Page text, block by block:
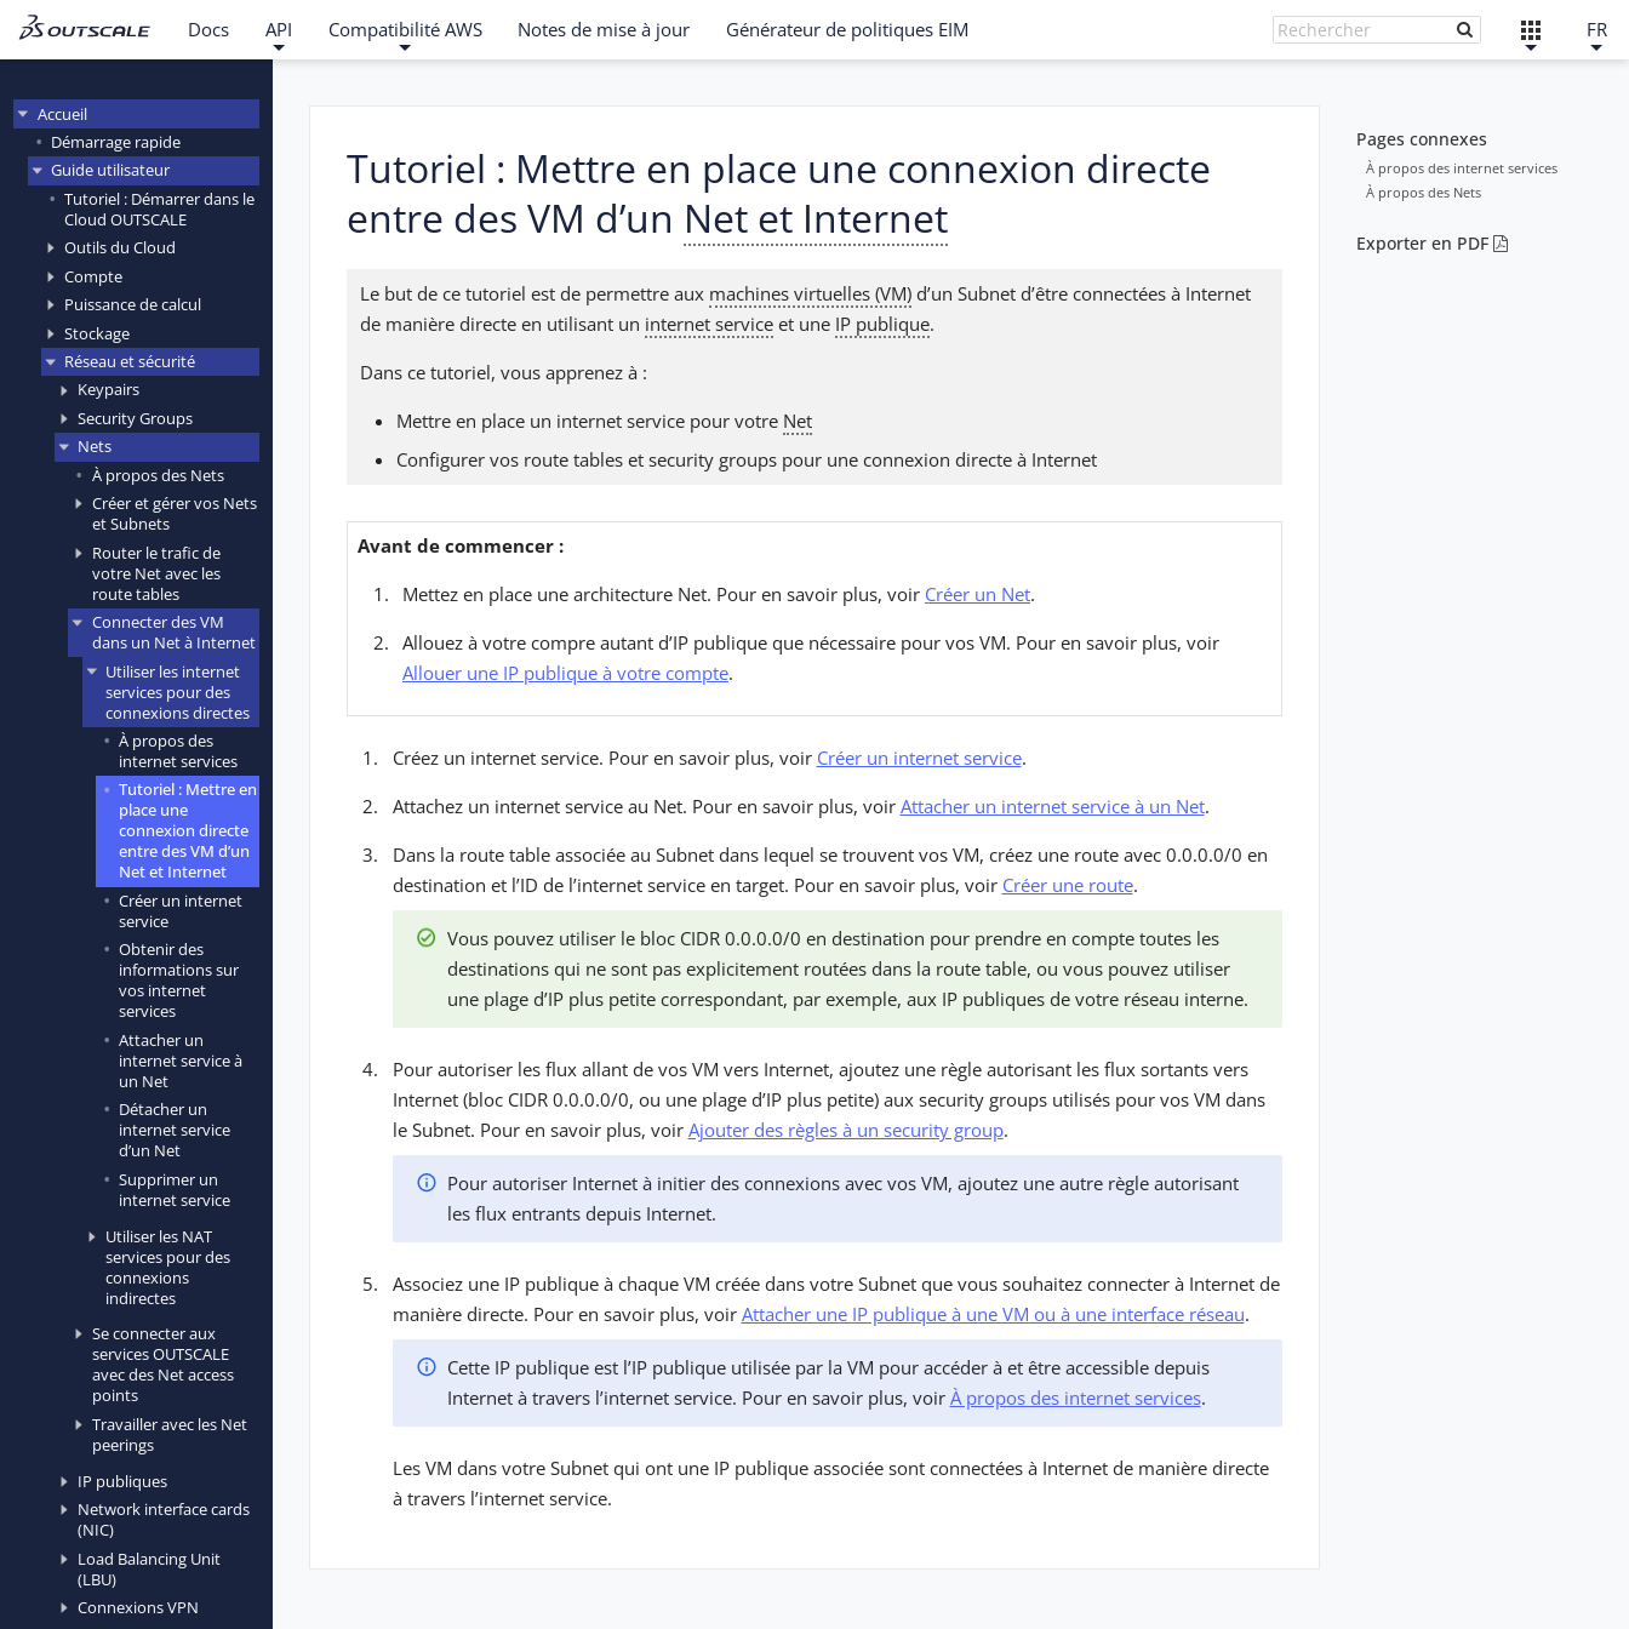
Docs API Compatibilité AWS Notes de mise à jour Générateur de politiques EIM FR
Accueil
Démarrage rapide
Guide utilisateur
Tutoriel : Démarrer dans le
Cloud OUTSCALE
Outils du Cloud
Compte
Puissance de calcul
Stockage
Réseau et sécurité
Keypairs
Security Groups
Nets
À propos des Nets
Créer et gérer vos Nets
et Subnets
Router le trafic de
votre Net avec les
route tables
Connecter des VM
dans un Net à Internet
Utiliser les internet
services pour des
connexions directes
À propos des
internet services
Tutoriel : Mettre en
place une
connexion directe
entre des VM d’un
Net et Internet
Créer un internet
service
Obtenir des
informations sur
vos internet
services
Attacher un
internet service à
un Net
Détacher un
internet service
d’un Net
Supprimer un
internet service
Utiliser les NAT
services pour des
connexions
indirectes
Se connecter aux
services OUTSCALE
avec des Net access
points
Travailler avec les Net
peerings
IP publiques
Network interface cards
(NIC)
Load Balancing Unit
(LBU)
Connexions VPN
Pages connexes
À propos des internet services
À propos des Nets
Exporter en PDF
Tutoriel : Mettre en place une connexion directe
entre des VM d’un Net et Internet
Le but de ce tutoriel est de permettre aux machines virtuelles (VM) d’un Subnet d’être connectées à Internet
de manière directe en utilisant un internet service et une IP publique.
Dans ce tutoriel, vous apprenez à :
Mettre en place un internet service pour votre Net
Configurer vos route tables et security groups pour une connexion directe à Internet
Avant de commencer :
Mettez en place une architecture Net. Pour en savoir plus, voir Créer un Net.
Allouez à votre compre autant d’IP publique que nécessaire pour vos VM. Pour en savoir plus, voir
Allouer une IP publique à votre compte.
Créez un internet service. Pour en savoir plus, voir Créer un internet service.
Attachez un internet service au Net. Pour en savoir plus, voir Attacher un internet service à un Net.
Dans la route table associée au Subnet dans lequel se trouvent vos VM, créez une route avec 0.0.0.0/0 en
destination et l’ID de l’internet service en target. Pour en savoir plus, voir Créer une route.
Vous pouvez utiliser le bloc CIDR 0.0.0.0/0 en destination pour prendre en compte toutes les
destinations qui ne sont pas explicitement routées dans la route table, ou vous pouvez utiliser
une plage d’IP plus petite correspondant, par exemple, aux IP publiques de votre réseau interne.
Pour autoriser les flux allant de vos VM vers Internet, ajoutez une règle autorisant les flux sortants vers
Internet (bloc CIDR 0.0.0.0/0, ou une plage d’IP plus petite) aux security groups utilisés pour vos VM dans
le Subnet. Pour en savoir plus, voir Ajouter des règles à un security group.
Pour autoriser Internet à initier des connexions avec vos VM, ajoutez une autre règle autorisant
les flux entrants depuis Internet.
Associez une IP publique à chaque VM créée dans votre Subnet que vous souhaitez connecter à Internet de
manière directe. Pour en savoir plus, voir Attacher une IP publique à une VM ou à une interface réseau.
Cette IP publique est l’IP publique utilisée par la VM pour accéder à et être accessible depuis
Internet à travers l’internet service. Pour en savoir plus, voir À propos des internet services.
Les VM dans votre Subnet qui ont une IP publique associée sont connectées à Internet de manière directe
à travers l’internet service.